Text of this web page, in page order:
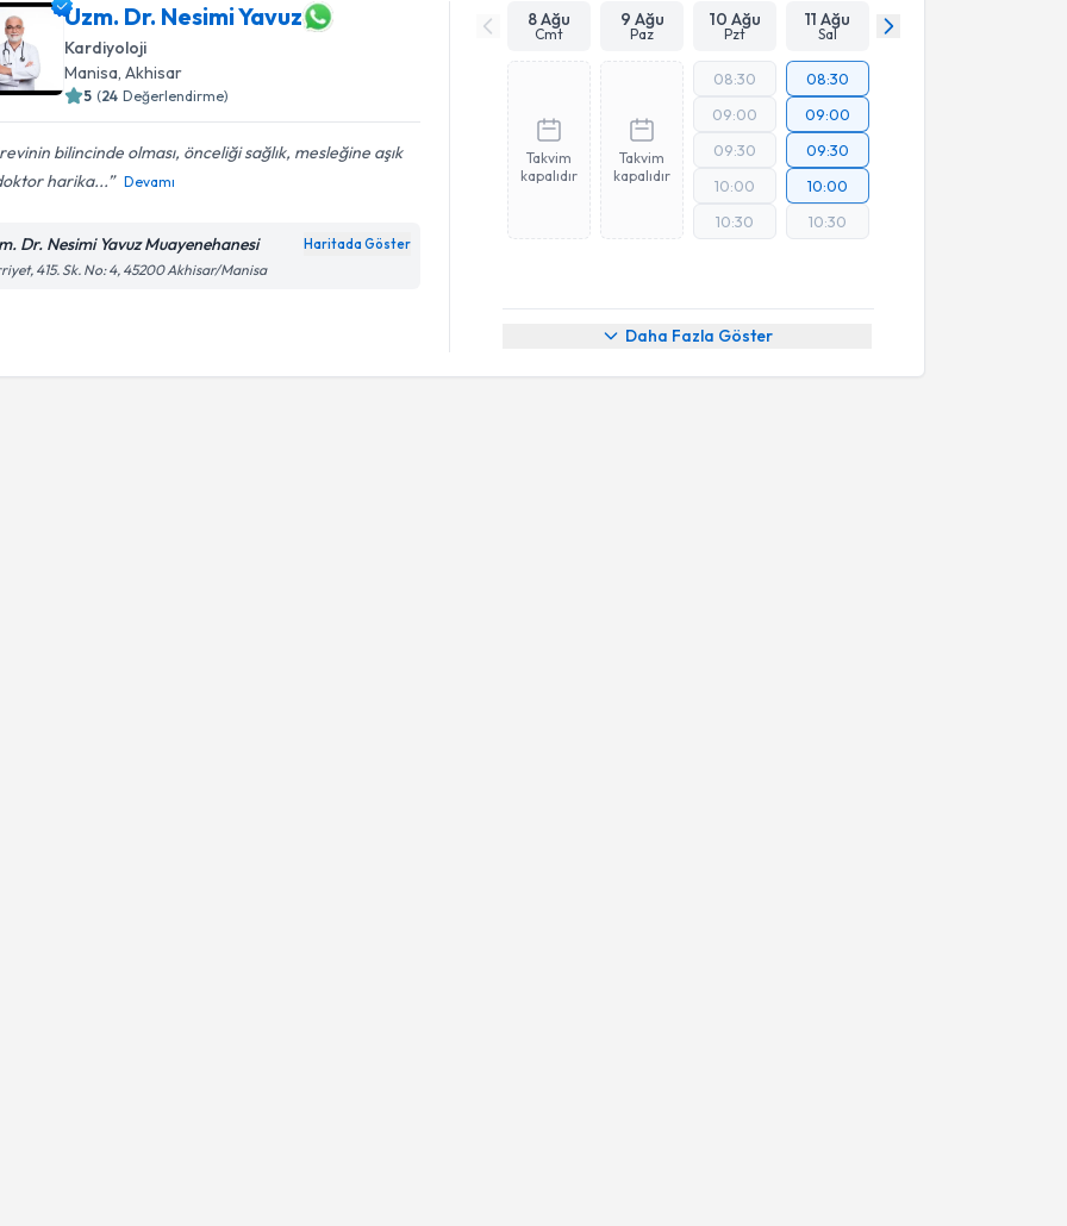
Uzm. Dr. Nesimi Yavuz
Kardiyoloji
Manisa , Akhisar
5 (24 Değerlendirme)
bilincinde olması, önceliği sağlık, mesleğine aşık
harika...
Devamı
Dr. Nesimi Yavuz Muayenehanesi Haritada Göster
415. Sk. No: 4, 45200 Akhisar/Manisa
8 Ağu
Cmt
9 Ağu
Paz
10 Ağu
Pzt
11 Ağu
Sal
Takvim
kapalıdır
Takvim
kapalıdır
08:30
09:00
09:30
10:00
10:30
08:30
09:00
09:30
10:00
10:30
Daha Fazla Göster